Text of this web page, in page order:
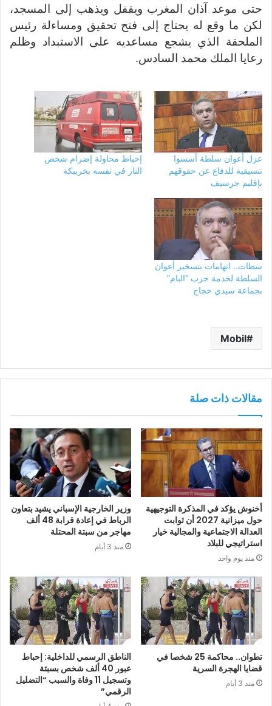
حتى موعد آذان المغرب ويقفل ويذهب إلى المسجد،
لكن ما وقع له يحتاج إلى فتح تحقيق ومساءلة رئيس
الملحقة الذي يشجع مساعديه على الاستبداد وظلم
رعايا الملك محمد السادس.
عزل أعوان سلطة أسسوا
تنسيقية للدفاع عن حقوقهم
بإقليم جرسيف
إحباط محاولة إضرام شخص
النار في نفسه بخريبكة
سطات.. اتهامات بتسخير أعوان
السلطة لخدمة حزب “البام”
بجماعة سيدي حجاج
Mobil
مقالات ذات صلة
أخنوش يؤكد في المذكرة التوجيهية
حول ميزانية 2027 أن ثوابت
العدالة الاجتماعية والمجالية خيار
استراتيجي للبلاد
منذ يوم واحد
وزير الخارجية الإسباني يشيد بتعاون
الرباط في إعادة قرابة 48 ألف
مهاجر من سبتة المحتلة
منذ 3 أيام
تطوان.. محاكمة 25 شخصا في
قضايا الهجرة السرية
منذ 3 أيام
الناطق الرسمي للداخلية: إحباط
عبور 40 ألف شخص بسبتة
وتسجيل 11 وفاة والسبب “التضليل
الرقمي”